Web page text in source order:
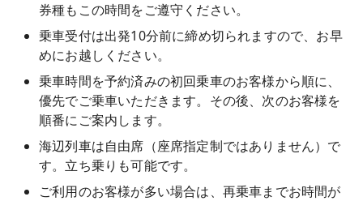
券種もこの時間をご遵守ください。
乗車受付は出発10分前に締め切られますので、お早
めにお越しください。
乗車時間を予約済みの初回乗車のお客様から順に、
優先でご乗車いただきます。その後、次のお客様を
順番にご案内します。
海辺列車は自由席（座席指定制ではありません）で
す。立ち乗りも可能です。
ご利用のお客様が多い場合は、再乗車までお時間が